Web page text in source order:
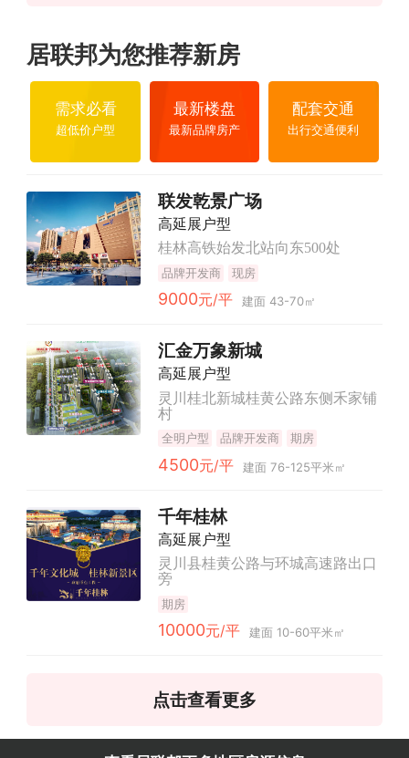
居联邦为您推荐新房
需求必看
超低价户型
最新楼盘
最新品牌房产
配套交通
出行交通便利
联发乾景广场
高延展户型
桂林高铁始发北站向东500处
品牌开发商 现房
9000元/平 建面 43-70㎡
汇金万象新城
高延展户型
灵川桂北新城桂黄公路东侧禾家铺
村
全明户型 品牌开发商 期房
4500元/平 建面 76-125平米㎡
千年桂林
高延展户型
灵川县桂黄公路与环城高速路出口
旁
期房
10000元/平 建面 10-60平米㎡
点击查看更多